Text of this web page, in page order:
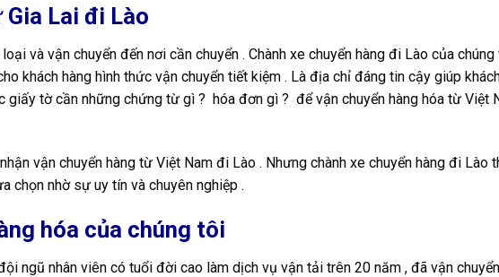
Lai đi Lào
và vận chuyển đến nơi cần chuyển . Chành xe chuyển hàng đi Lào của
khách hàng hình thức vận chuyển tiết kiệm . Là địa chỉ đáng tin cậy giúp
giấy tờ cần những chứng từ gì ? hóa đơn gì ? để vận chuyển hàng hóa từ Việt
vận chuyển hàng từ Việt Nam đi Lào . Nhưng chành xe chuyển hàng đi Lào
chọn nhờ sự uy tín và chuyên nghiệp .
hóa của chúng tôi
ngũ nhân viên có tuổi đời cao làm dịch vụ vận tải trên 20 năm , đã vận